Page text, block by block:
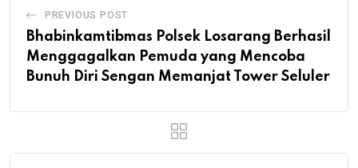
PREVIOUS POST
Bhabinkamtibmas Polsek Losarang Berhasil
Menggagalkan Pemuda yang Mencoba
Bunuh Diri Sengan Memanjat Tower Seluler